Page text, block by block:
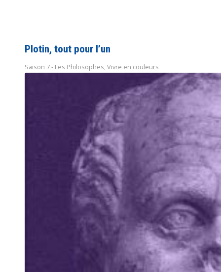
Plotin, tout pour l’un
Saison 7 - Les Philosophes, Vivre en couleurs